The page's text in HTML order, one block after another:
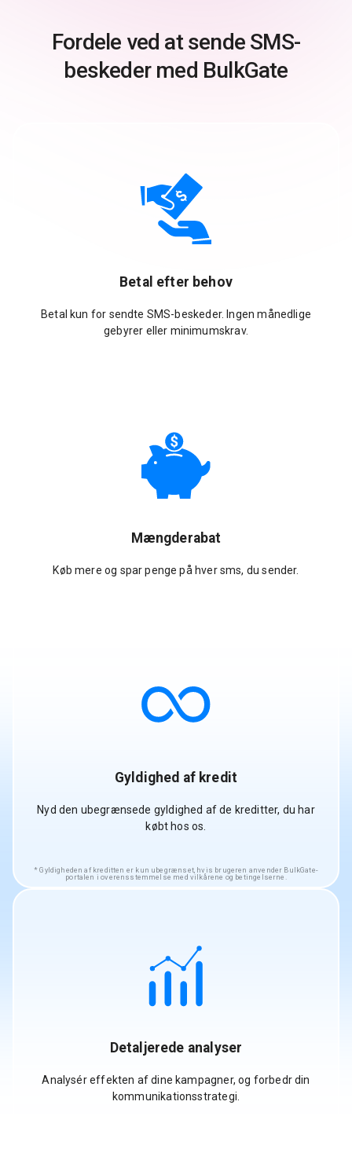
Fordele ved at sende SMS-
beskeder med BulkGate
Betal efter behov
Betal kun for sendte SMS-beskeder. Ingen månedlige
gebyrer eller minimumskrav.
Mængderabat
Køb mere og spar penge på hver sms, du sender.
Gyldighed af kredit
Nyd den ubegrænsede gyldighed af de kreditter, du har
købt hos os.
Gyldigheden af kreditten er kun ubegrænset, hvis brugeren anvender BulkGate-
portalen i overensstemmelse med vilkårene og betingelserne.
Detaljerede analyser
Analysér effekten af dine kampagner, og forbedr din
kommunikationsstrategi.